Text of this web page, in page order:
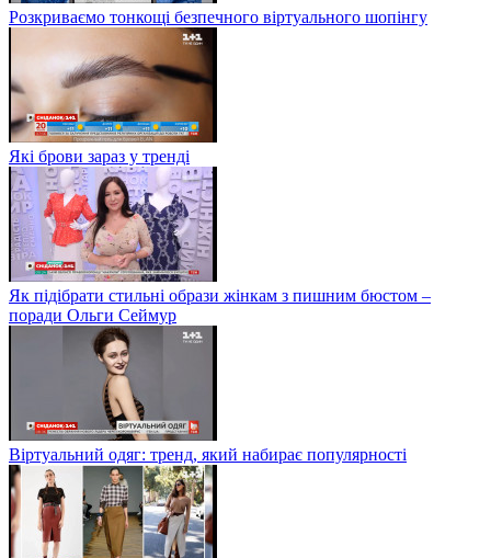
Розкриваємо тонкощі безпечного віртуального шопінгу
Які брови зараз у тренді
Як підібрати стильні образи жінкам з пишним бюстом –
поради Ольги Сеймур
Віртуальний одяг: тренд, який набирає популярності